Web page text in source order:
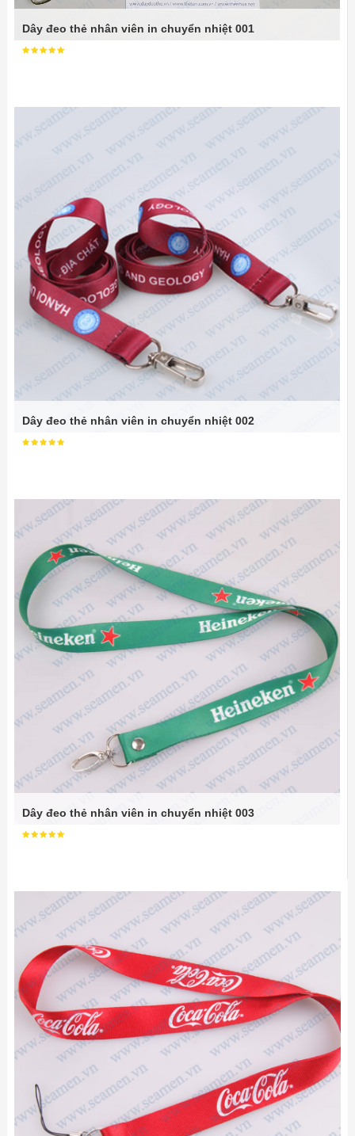
Dây đeo thẻ nhân viên in chuyển nhiệt 001
Dây đeo thẻ nhân viên in chuyển nhiệt 002
Dây đeo thẻ nhân viên in chuyển nhiệt 003